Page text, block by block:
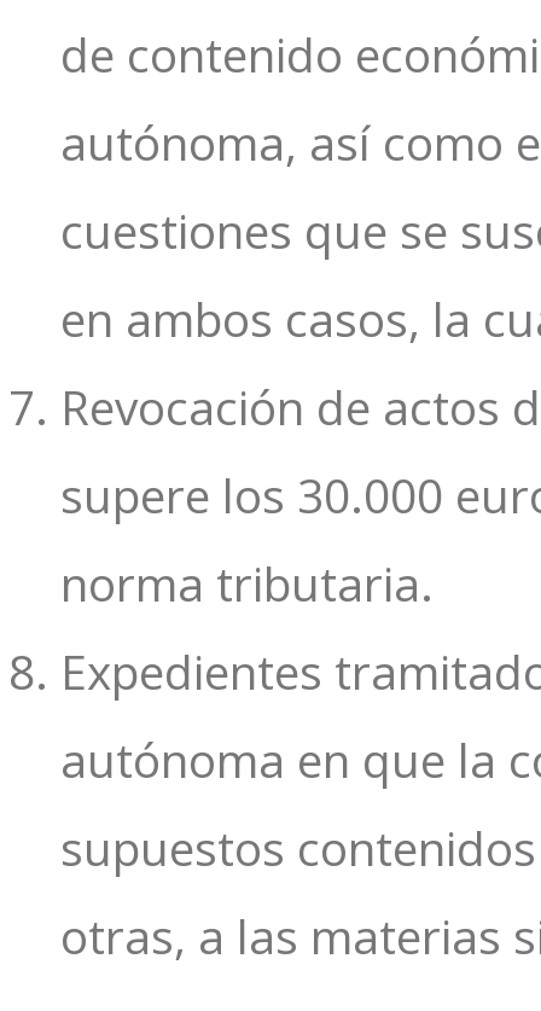
de contenido
autónoma, así como
cuestiones que se
en ambos casos, la
Revocación de actos
supere los 30.000
norma tributaria.
Expedientes
autónoma en que la
supuestos
otras, a las materias